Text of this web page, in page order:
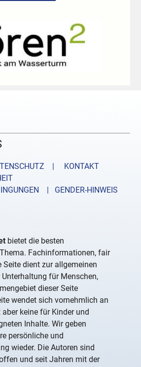
|
KONTAKT
| GENDER-HINWEIS
bietet die besten
Fachinformationen, fair
Seite dient zur allgemeinen
für Menschen,
dieser Seite
wendet sich vornehmlich an
keine für Kinder und
Inhalte. Wir geben
persönliche und
wieder. Die Autoren sind
und seit Jahren mit der